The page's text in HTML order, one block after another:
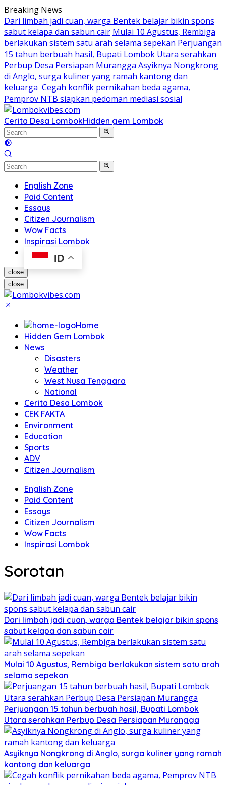
Skip
to
content
Breaking News
Dari limbah jadi cuan, warga Bentek belajar bikin spons
sabut kelapa dan sabun cair Mulai 10 Agustus, Rembiga
berlakukan sistem satu arah selama sepekan Perjuangan
15 tahun berbuah hasil, Bupati Lombok Utara serahkan
Perbup Desa Persiapan Murangga Asyiknya Nongkrong
di Anglo, surga kuliner yang ramah kantong dan
keluarga Cegah konflik pernikahan beda agama,
Pemprov NTB siapkan pedoman mediasi sosial
Cerita Desa LombokHidden gem Lombok
English Zone
Paid Content
Essays
Citizen Journalism
Wow Facts
Inspirasi Lombok
ID
close
close
Home
Hidden Gem Lombok
News
Disasters
Weather
West Nusa Tenggara
National
Cerita Desa Lombok
CEK FAKTA
Environment
Education
Sports
ADV
Citizen Journalism
English Zone
Paid Content
Essays
Citizen Journalism
Wow Facts
Inspirasi Lombok
Sorotan
Dari limbah jadi cuan, warga Bentek belajar bikin spons
sabut kelapa dan sabun cair
Mulai 10 Agustus, Rembiga berlakukan sistem satu arah
selama sepekan
Perjuangan 15 tahun berbuah hasil, Bupati Lombok
Utara serahkan Perbup Desa Persiapan Murangga
Asyiknya Nongkrong di Anglo, surga kuliner yang ramah
kantong dan keluarga